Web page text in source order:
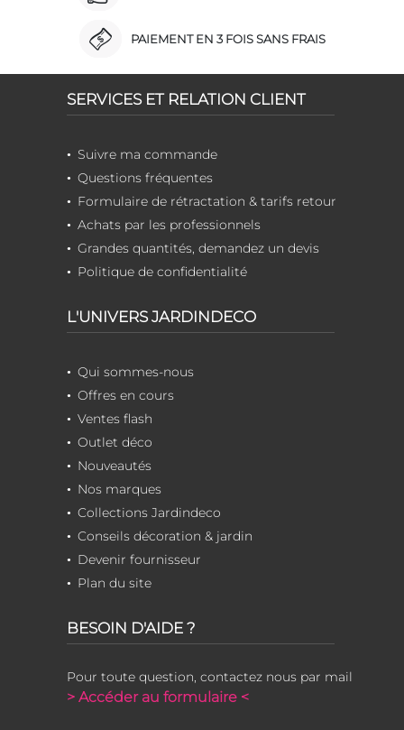
PAIEMENT EN 3 FOIS SANS FRAIS
SERVICES ET RELATION CLIENT
Suivre ma commande
Questions fréquentes
Formulaire de rétractation & tarifs retour
Achats par les professionnels
Grandes quantités, demandez un devis
Politique de confidentialité
L'UNIVERS JARDINDECO
Qui sommes-nous
Offres en cours
Ventes flash
Outlet déco
Nouveautés
Nos marques
Collections Jardindeco
Conseils décoration & jardin
Devenir fournisseur
Plan du site
BESOIN D'AIDE ?
Pour toute question, contactez nous par mail
> Accéder au formulaire <